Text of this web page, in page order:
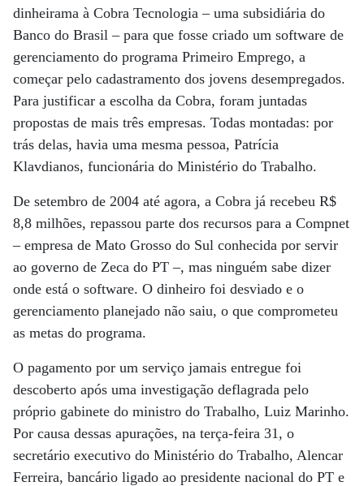
dinheirama à Cobra Tecnologia – uma subsidiária do
Banco do Brasil – para que fosse criado um software de
gerenciamento do programa Primeiro Emprego, a
começar pelo cadastramento dos jovens desempregados.
Para justificar a escolha da Cobra, foram juntadas
propostas de mais três empresas. Todas montadas: por
trás delas, havia uma mesma pessoa, Patrícia
Klavdianos, funcionária do Ministério do Trabalho.
De setembro de 2004 até agora, a Cobra já recebeu R$
8,8 milhões, repassou parte dos recursos para a Compnet
– empresa de Mato Grosso do Sul conhecida por servir
ao governo de Zeca do PT –, mas ninguém sabe dizer
onde está o software. O dinheiro foi desviado e o
gerenciamento planejado não saiu, o que comprometeu
as metas do programa.
O pagamento por um serviço jamais entregue foi
descoberto após uma investigação deflagrada pelo
próprio gabinete do ministro do Trabalho, Luiz Marinho.
Por causa dessas apurações, na terça-feira 31, o
secretário executivo do Ministério do Trabalho, Alencar
Ferreira, bancário ligado ao presidente nacional do PT e